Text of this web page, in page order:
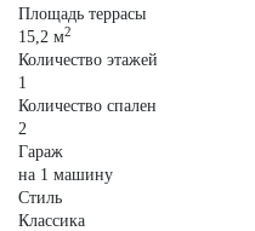
Площадь террасы
15,2 м2
Количество этажей
1
Количество спален
2
Гараж
на 1 машину
Стиль
Классика